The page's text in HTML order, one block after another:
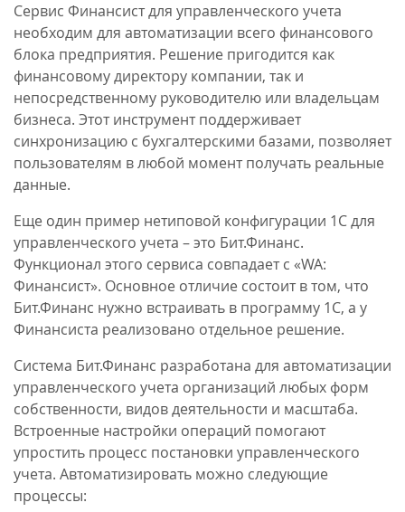
Сервис Финансист для управленческого учета
необходим для автоматизации всего финансового
блока предприятия. Решение пригодится как
финансовому директору компании, так и
непосредственному руководителю или владельцам
бизнеса. Этот инструмент поддерживает
синхронизацию с бухгалтерскими базами, позволяет
пользователям в любой момент получать реальные
данные.
Еще один пример нетиповой конфигурации 1С для
управленческого учета – это Бит.Финанс.
Функционал этого сервиса совпадает с «WA:
Финансист». Основное отличие состоит в том, что
Бит.Финанс нужно встраивать в программу 1С, а у
Финансиста реализовано отдельное решение.
Система Бит.Финанс разработана для автоматизации
управленческого учета организаций любых форм
собственности, видов деятельности и масштаба.
Встроенные настройки операций помогают
упростить процесс постановки управленческого
учета. Автоматизировать можно следующие
процессы: